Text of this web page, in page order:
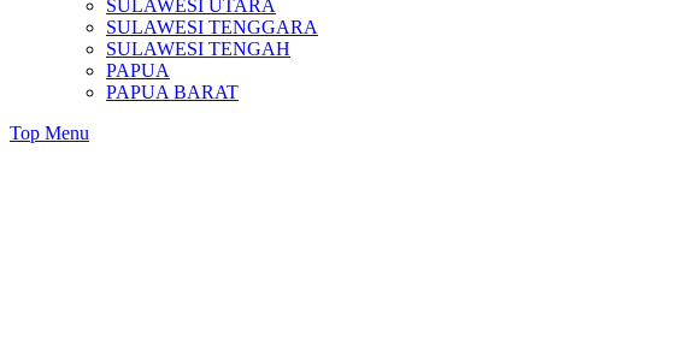
SULAWESI UTARA
SULAWESI TENGGARA
SULAWESI TENGAH
PAPUA
PAPUA BARAT
Top Menu